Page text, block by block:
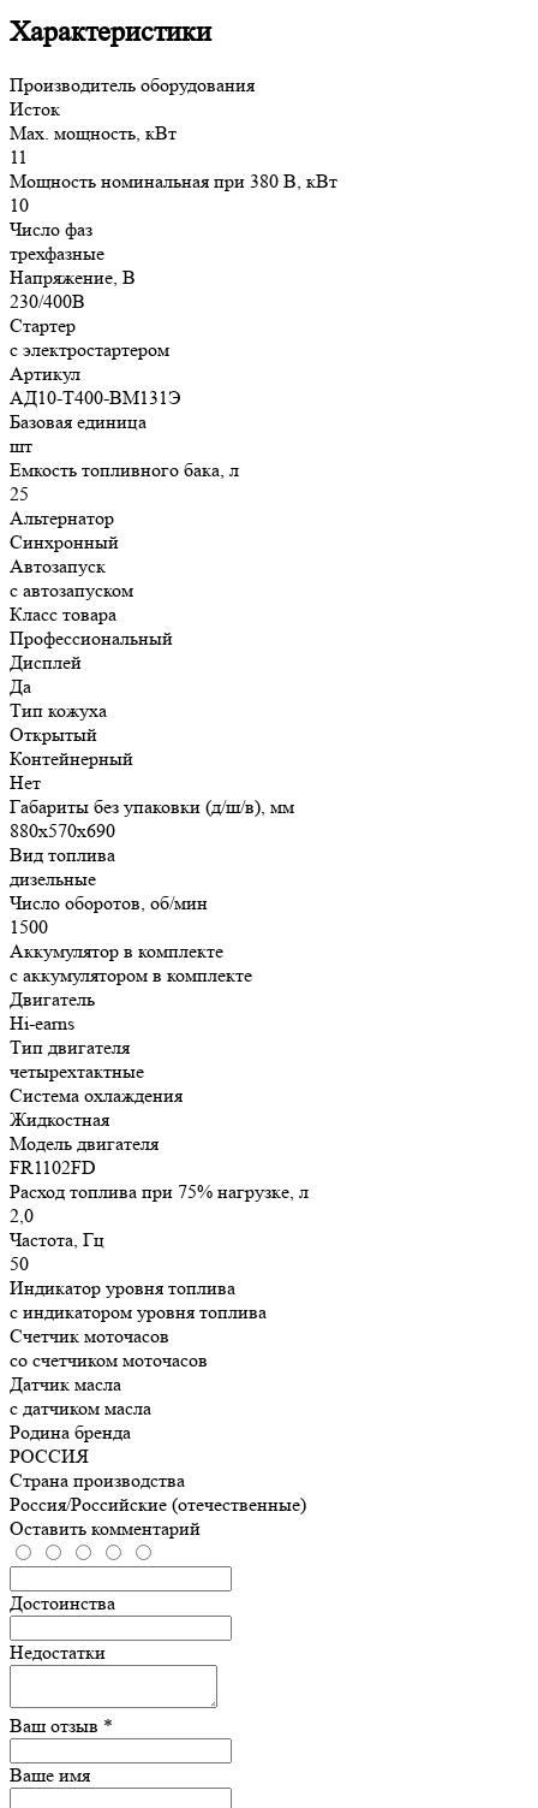
Характеристики
Производитель оборудования
Исток
Max. мощность, кВт
11
Мощность номинальная при 380 В, кВт
10
Число фаз
трехфазные
Напряжение, В
230/400В
Стартер
с электростартером
Артикул
АД10-Т400-ВМ131Э
Базовая единица
шт
Емкость топливного бака, л
25
Альтернатор
Синхронный
Автозапуск
с автозапуском
Класс товара
Профессиональный
Дисплей
Да
Тип кожуха
Открытый
Контейнерный
Нет
Габариты без упаковки (д/ш/в), мм
880x570x690
Вид топлива
дизельные
Число оборотов, об/мин
1500
Аккумулятор в комплекте
с аккумулятором в комплекте
Двигатель
Hi-earns
Тип двигателя
четырехтактные
Система охлаждения
Жидкостная
Модель двигателя
FR1102FD
Расход топлива при 75% нагрузке, л
2,0
Частота, Гц
50
Индикатор уровня топлива
с индикатором уровня топлива
Счетчик моточасов
со счетчиком моточасов
Датчик масла
с датчиком масла
Родина бренда
РОССИЯ
Страна производства
Россия/Российские (отечественные)
Оставить комментарий
Достоинства
Недостатки
Ваш отзыв *
Ваше имя